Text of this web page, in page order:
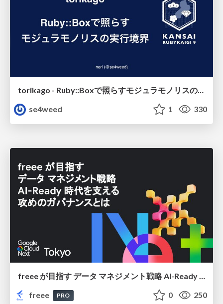
torikago - Ruby::Boxで照らすモジュラモノリスの実行境界
se4weed
1 330
freee が目指す データ マネジメント戦略 AI-Ready 時代を支える 攻めのガバナンスとは
freee
PRO 0 250